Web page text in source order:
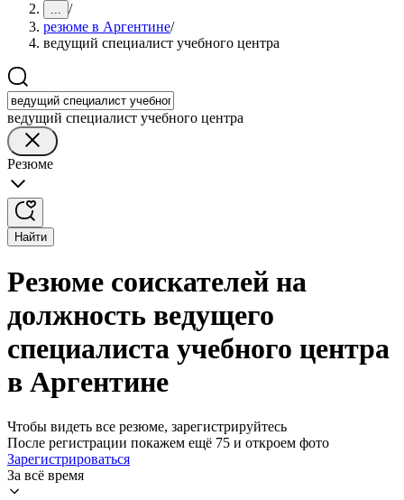
... /
резюме в Аргентине/
ведущий специалист учебного центра
ведущий специалист учебного центра
Резюме
Найти
Резюме соискателей на
должность ведущего
специалиста учебного центра
в Аргентине
Чтобы видеть все резюме, зарегистрируйтесь
После регистрации покажем ещё 75 и откроем фото
Зарегистрироваться
За всё время